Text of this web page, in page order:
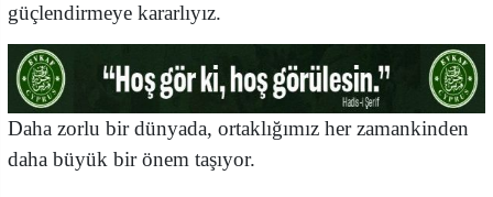
güçlendirmeye kararlıyız.
​Daha zorlu bir dünyada, ortaklığımız her zamankinden
daha büyük bir önem taşıyor.